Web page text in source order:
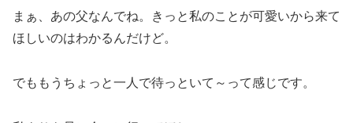
まぁ、あの父なんでね。きっと私のことが可愛いから来て
ほしいのはわかるんだけど。
でももうちょっと一人で待っといて～って感じです。